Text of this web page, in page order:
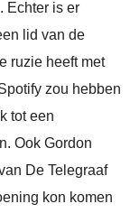
Echter is er
lid van de
ruzie heeft met
zou hebben
tot een
Ook Gordon
De Telegraaf
kon komen